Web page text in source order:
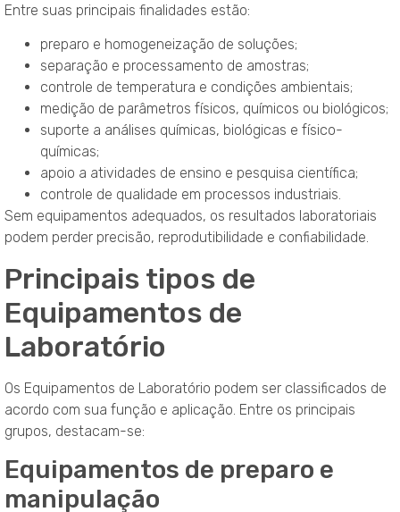
Entre suas principais finalidades estão:
preparo e homogeneização de soluções;
separação e processamento de amostras;
controle de temperatura e condições ambientais;
medição de parâmetros físicos, químicos ou biológicos;
suporte a análises químicas, biológicas e físico-
químicas;
apoio a atividades de ensino e pesquisa científica;
controle de qualidade em processos industriais.
Sem equipamentos adequados, os resultados laboratoriais
podem perder precisão, reprodutibilidade e confiabilidade.
Principais tipos de
Equipamentos de
Laboratório
Os Equipamentos de Laboratório podem ser classificados de
acordo com sua função e aplicação. Entre os principais
grupos, destacam-se:
Equipamentos de preparo e
manipulação